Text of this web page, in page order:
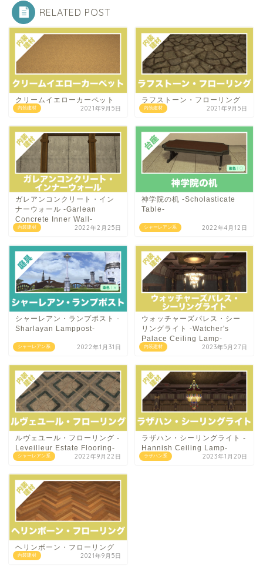
RELATED POST
内装建材
クリームイエローカーペット
2021年9月5日 内装建材
ラフストーン・フローリング
2021年9月5日
内装建材
ガレアンコンクリート・イン
ナーウォール -Garlean
Concrete Inner Wall-
2022年2月25日 シャーレアン系
神学院の机 -Scholasticate
Table-
2022年4月12日
シャーレアン系
シャーレアン・ランプポスト -
Sharlayan Lamppost-
2022年1月31日 内装建材
ウォッチャーズパレス・シー
リングライト -Watcher's
Palace Ceiling Lamp-
2023年5月27日
シャーレアン系
ルヴェユール・フローリング -
Leveilleur Estate Flooring-
2022年9月22日 ラザハン系
ラザハン・シーリングライト -
Hannish Ceiling Lamp-
2023年1月20日
内装建材
ヘリンボーン・フローリング
2021年9月5日